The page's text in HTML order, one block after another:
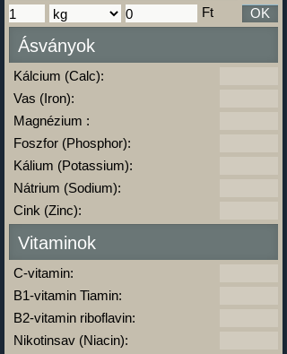
Ft OK
Ásványok
Kálcium (Calc):
Vas (Iron):
Magnézium :
Foszfor (Phosphor):
Kálium (Potassium):
Nátrium (Sodium):
Cink (Zinc):
Vitaminok
C-vitamin:
B1-vitamin Tiamin:
B2-vitamin riboflavin:
Nikotinsav (Niacin):